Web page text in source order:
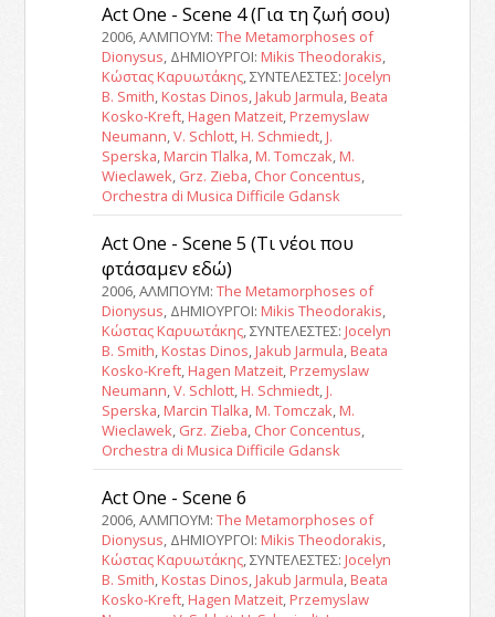
Act One - Scene 4 (Για τη ζωή σου)
2006, ΑΛΜΠΟΥΜ: The Metamorphoses of
Dionysus, ΔΗΜΙΟΥΡΓΟΙ: Mikis Theodorakis,
Κώστας Καρυωτάκης, ΣΥΝΤΕΛΕΣΤΕΣ: Jocelyn
B. Smith, Kostas Dinos, Jakub Jarmula, Beata
Kosko-Kreft, Hagen Matzeit, Przemyslaw
Neumann,V. Schlott, H. Schmiedt, J.
Sperska, Marcin Tlalka, M. Tomczak, M.
Wieclawek, Grz. Zieba, Chor Concentus,
Orchestra di Musica Difficile Gdansk
Act One - Scene 5 (Τι νέοι που
φτάσαμεν εδώ)
2006, ΑΛΜΠΟΥΜ: The Metamorphoses of
Dionysus, ΔΗΜΙΟΥΡΓΟΙ: Mikis Theodorakis,
Κώστας Καρυωτάκης, ΣΥΝΤΕΛΕΣΤΕΣ: Jocelyn
B. Smith, Kostas Dinos, Jakub Jarmula, Beata
Kosko-Kreft, Hagen Matzeit, Przemyslaw
Neumann,V. Schlott, H. Schmiedt, J.
Sperska, Marcin Tlalka, M. Tomczak, M.
Wieclawek, Grz. Zieba, Chor Concentus,
Orchestra di Musica Difficile Gdansk
Act One - Scene 6
2006, ΑΛΜΠΟΥΜ: The Metamorphoses of
Dionysus, ΔΗΜΙΟΥΡΓΟΙ: Mikis Theodorakis,
Κώστας Καρυωτάκης, ΣΥΝΤΕΛΕΣΤΕΣ: Jocelyn
B. Smith, Kostas Dinos, Jakub Jarmula, Beata
Kosko-Kreft, Hagen Matzeit, Przemyslaw